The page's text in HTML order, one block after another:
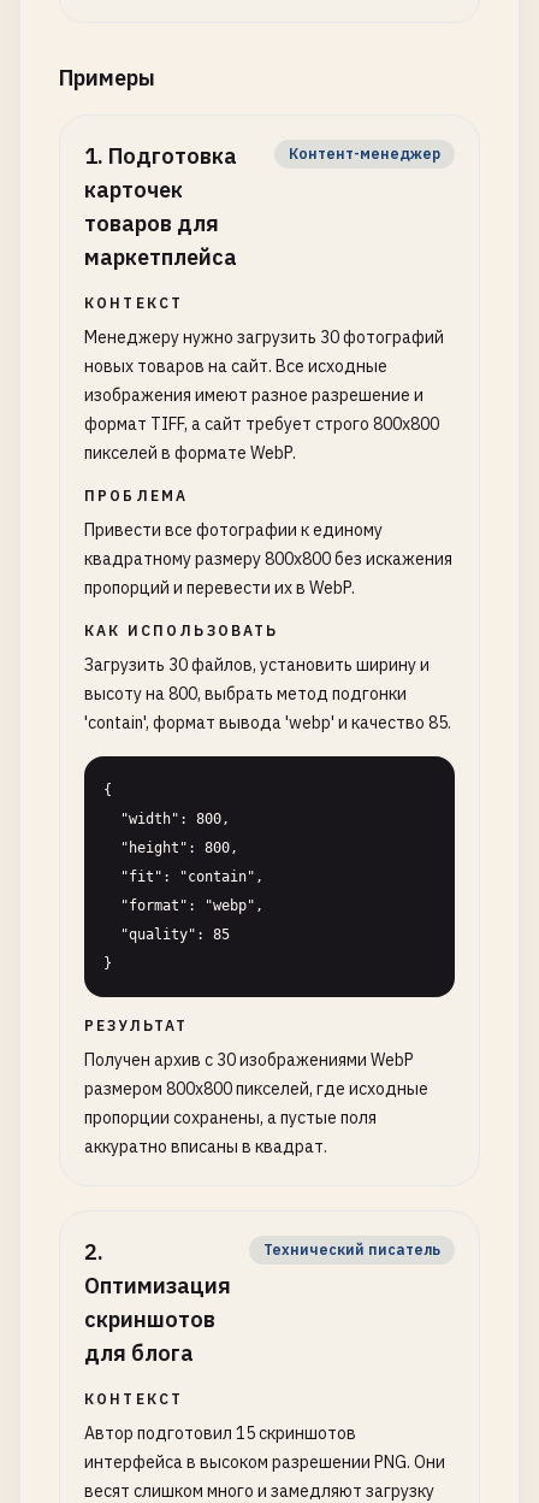
Примеры
1. Подготовка
карточек
товаров для
маркетплейса
Контент-менеджер
КОНТЕКСТ
Менеджеру нужно загрузить 30 фотографий
новых товаров на сайт. Все исходные
изображения имеют разное разрешение и
формат TIFF, а сайт требует строго 800x800
пикселей в формате WebP.
ПРОБЛЕМА
Привести все фотографии к единому
квадратному размеру 800x800 без искажения
пропорций и перевести их в WebP.
КАК ИСПОЛЬЗОВАТЬ
Загрузить 30 файлов, установить ширину и
высоту на 800, выбрать метод подгонки
'contain', формат вывода 'webp' и качество 85.
{
}
РЕЗУЛЬТАТ
Получен архив с 30 изображениями WebP
размером 800x800 пикселей, где исходные
пропорции сохранены, а пустые поля
аккуратно вписаны в квадрат.
2.
Оптимизация
скриншотов
для блога
Технический писатель
КОНТЕКСТ
Автор подготовил 15 скриншотов
интерфейса в высоком разрешении PNG. Они
весят слишком много и замедляют загрузку